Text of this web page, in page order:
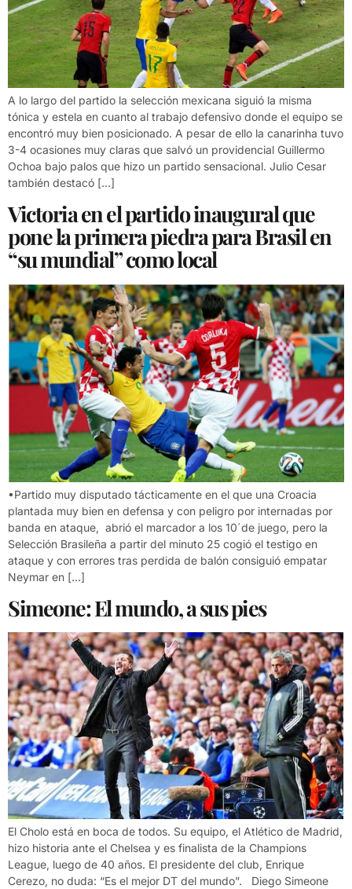
A lo largo del partido la selección mexicana siguió la misma
tónica y estela en cuanto al trabajo defensivo donde el equipo se
encontró muy bien posicionado. A pesar de ello la canarinha tuvo
3-4 ocasiones muy claras que salvó un providencial Guillermo
Ochoa bajo palos que hizo un partido sensacional. Julio Cesar
también destacó […]
Victoria en el partido inaugural que
pone la primera piedra para Brasil en
“su mundial” como local
•Partido muy disputado tácticamente en el que una Croacia
plantada muy bien en defensa y con peligro por internadas por
banda en ataque, abrió el marcador a los 10´de juego, pero la
Selección Brasileña a partir del minuto 25 cogió el testigo en
ataque y con errores tras perdida de balón consiguió empatar
Neymar en […]
Simeone: El mundo, a sus pies
El Cholo está en boca de todos. Su equipo, el Atlético de Madrid,
hizo historia ante el Chelsea y es finalista de la Champions
League, luego de 40 años. El presidente del club, Enrique
Cerezo, no duda: “Es el mejor DT del mundo”. Diego Simeone